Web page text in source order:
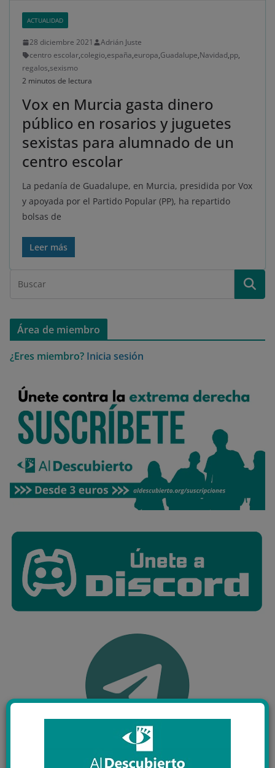
ACTUALIDAD
28 diciembre 2021
Adrián Juste
centro escolar,colegio,españa,europa,Guadalupe,Navidad,pp,
regalos,sexismo
2 minutos de lectura
Vox en Murcia gasta dinero
público en rosarios y juguetes
sexistas para alumnado de un
centro escolar
La pedanía de Guadalupe, en Murcia, presidida por Vox
y apoyada por el Partido Popular (PP), ha repartido
bolsas de
Leer más
Área de miembro
¿Eres miembro? Inicia sesión